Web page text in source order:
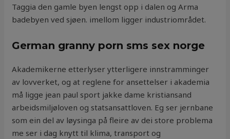
Taggia den gamle byen lengst opp i dalen og Arma
badebyen ved sjøen. imellom ligger industriområdet.
German granny porn sms sex norge
Akademikerne etterlyser ytterligere innstramminger
av lovverket, og at reglene for ansettelser i akademia
må ligge jean paul sport jakke dame kristiansand
arbeidsmiljøloven og statsansattloven. Eg ser jernbane
som ein del av løysinga på fleire av dei store problema
me ser i dag knytt til klima, transport og